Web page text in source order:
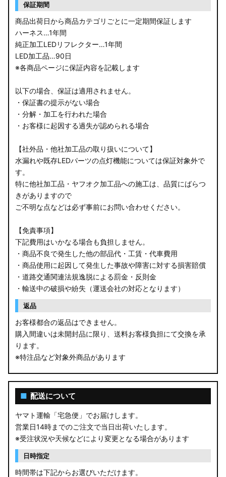
保証期間
商品出荷日から商品カテゴリごとに一定期間保証します
ハーネス…1年間
純正加工LEDリフレクター…1年間
LED加工品…90日
※各商品ページに保証内容を記載します
以下の場合、保証は適用されません。
・保証書の提示がない場合
・分解・加工を行われた場合
・お客様に起因する過失が認められる場合
【社外品・他社加工品の取り扱いについて】
水漏れや既存LEDパーツの点灯機能については保証対象外で
す。
特に他社加工品・ヤフオク加工品への施工は、品質にばらつ
きがありますので
ご不明な点などは必ず事前にお問い合わせください。
【免責事項】
下記費用はいかなる場合も負担しません。
・商品不良で発生した他の部品代・工賃・代車費用
・商品使用に起因して発生した事故や障害に対する損害賠償
・道路交通関連法規逸脱による罰金・反則金
・輸送中の破損や紛失（運送会社の対応となります）
返品
お客様都合の返品はできません。
購入間違いは未開封品に限り、送料お客様負担にて交換を承
ります。
※特注品など対象外商品があります
■ 配送について
ヤマト運輸「宅急便」でお届けします。
営業日14時までのご注文で当日出荷いたします。
※受注状況や天候などにより変更となる場合があります
日時指定
時間帯は下記からお選びいただけます。